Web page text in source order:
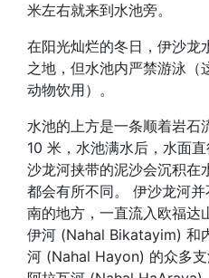
米左右就来到水池旁。
在阳光灿烂的冬日，伊沙龙
之地，但水池内严禁游泳（
动物饮用）。
水池的上方是一条顺着岩石
10 米，水池满水后，水面
沙龙河挟带的泥沙会沉积在
都会有所不同。 伊沙龙河
南的地方，一直流入欧福达
伊河 (Nahal Bikatayim) 和
河 (Nahal Hayon) 的众多